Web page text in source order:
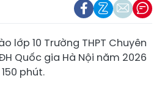
lớp 10 Trường THPT Chuyên
Quốc gia Hà Nội năm 2026
phút.